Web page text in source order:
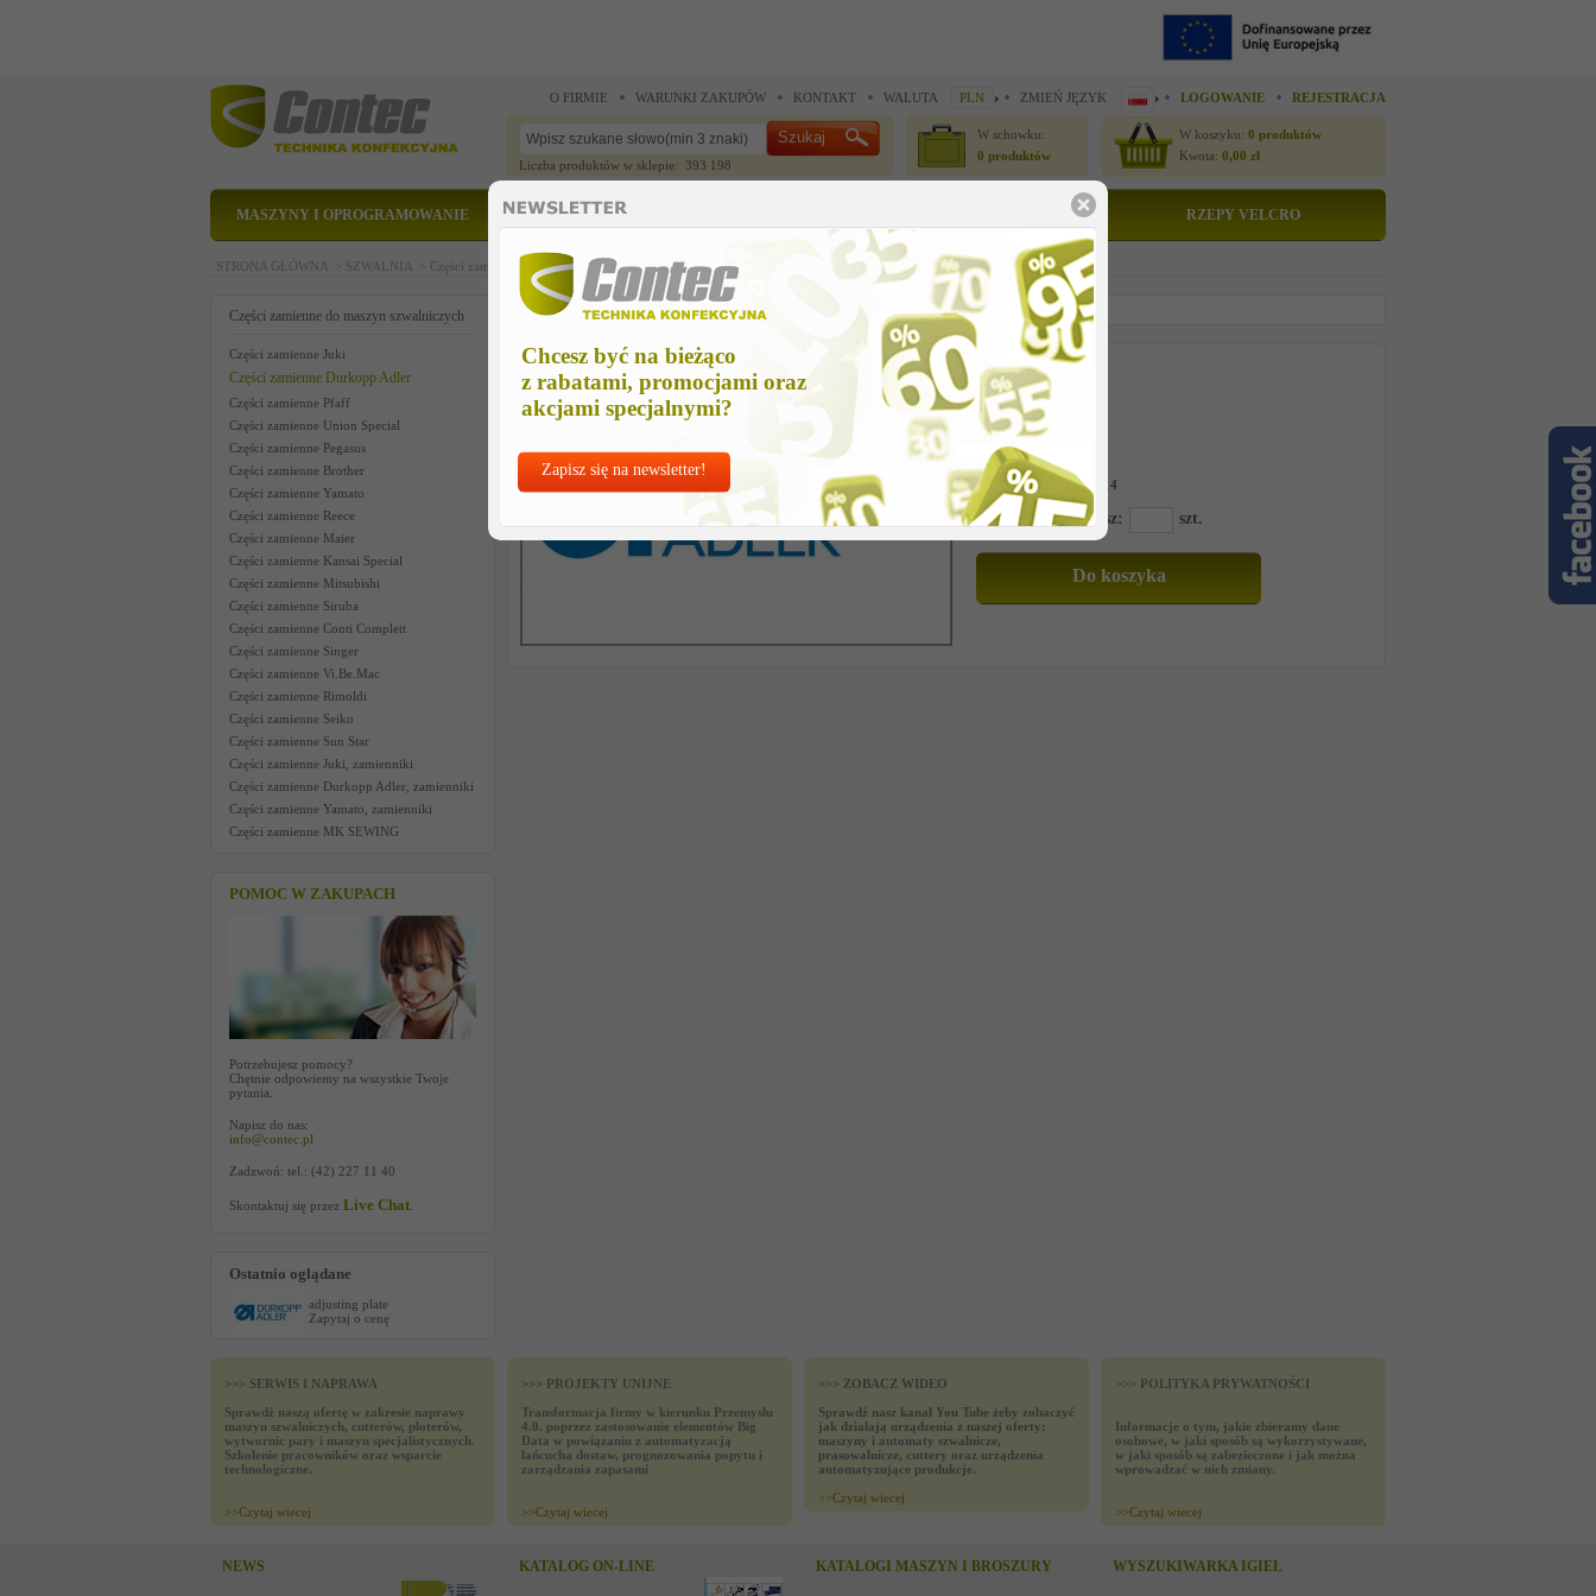
Chcesz być na bieżąco
z rabatami, promocjami oraz
akcjami specjalnymi?
Zapisz się na newsletter!
O FIRMIE WARUNKI ZAKUPÓW KONTAKT WALUTA PLN ZMIEŃ JĘZYK LOGOWANIE REJESTRACJA
Liczba produktów w sklepie: 393 198
W schowku:
0 produktów
W koszyku: 0 produktów
Kwota: 0,00 zł
MASZYNY I OPROGRAMOWANIE CZĘŚCI ZAMIENNE RZEPY VELCRO
STRONA GŁÓWNA > SZWALNIA > Części zamienne do maszyn szwalniczych >Części zamienne Durkopp Adler > adjusting plate
Części zamienne do maszyn szwalniczych
Części zamienne Juki
Części zamienne Durkopp Adler
Części zamienne Pfaff
Części zamienne Union Special
Części zamienne Pegasus
Części zamienne Brother
Części zamienne Yamato
Części zamienne Reece
Części zamienne Maier
Części zamienne Kansai Special
Części zamienne Mitsubishi
Części zamienne Siruba
Części zamienne Conti Complett
Części zamienne Singer
Części zamienne Vi.Be.Mac
Części zamienne Rimoldi
Części zamienne Seiko
Części zamienne Sun Star
Części zamienne Juki, zamienniki
Części zamienne Durkopp Adler, zamienniki
Części zamienne Yamato, zamienniki
Części zamienne MK SEWING
POMOC W ZAKUPACH
Potrzebujesz pomocy?
Chętnie odpowiemy na wszystkie Twoje
pytania.
Napisz do nas:
info@contec.pl
Zadzwoń: tel.: (42) 227 11 40
Skontaktuj się przez Live Chat
Ostatnio oglądane
adjusting plate
Zapytaj o cenę
adjusting plate
Cena netto
Zapytaj o cenę
Nr kat:D-0510-D281214
Ile sztuk zamawiasz: szt.
>>> SERWIS I NAPRAWA
Sprawdź naszą ofertę w zakresie naprawy
maszyn szwalniczych, cutterów, ploterów,
wytwornic pary i maszyn specjalistycznych.
Szkolenie pracowników oraz wsparcie
technologiczne.
>>Czytaj wiecej
>>> PROJEKTY UNIJNE
Transformacja firmy w kierunku Przemysłu
4.0. poprzez zastosowanie elementów Big
Data w powiązaniu z automatyzacją
łańcucha dostaw, prognozowania popytu i
zarządzania zapasami
>>Czytaj wiecej
>>> ZOBACZ WIDEO
Sprawdź nasz kanał You Tube żeby zobaczyć
jak działają urządzenia z naszej oferty:
maszyny i automaty szwalnicze,
prasowalnicze, cuttery oraz urządzenia
automatyzujące produkcje.
>>Czytaj wiecej
>>> POLITYKA PRYWATNOŚCI
Informacje o tym, jakie zbieramy dane
osobowe, w jaki sposób są wykorzystywane,
w jaki sposób są zabezieczone i jak można
wprowadzać w nich zmiany.
>>Czytaj wiecej
NEWS KATALOG ON-LINE KATALOGI MASZYN I BROSZURY WYSZUKIWARKA IGIEŁ